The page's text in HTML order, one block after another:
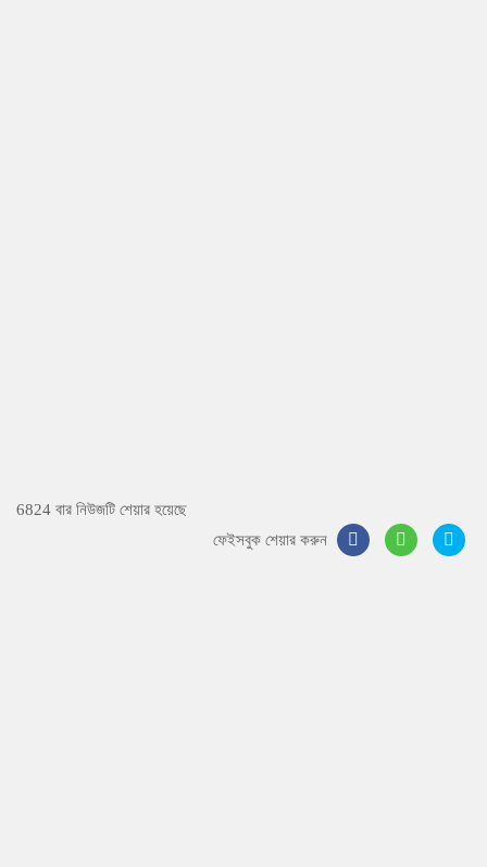
6824 বার নিউজটি শেয়ার হয়েছে
ফেইসবুক শেয়ার করুন